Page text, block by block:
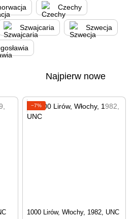
Czechy
Szwajcaria Szwecja
Najpierw nowe
−7%
1000 Lirów, Włochy, 1982, UNC